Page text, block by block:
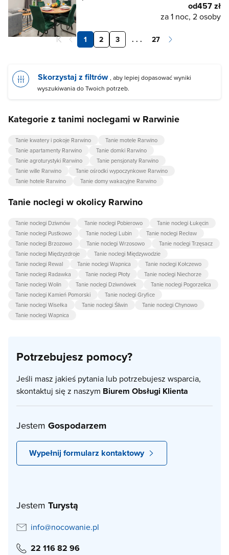
od457 zł
za 1 noc, 2 osoby
1 2 3 . . . 27
Skorzystaj z filtrów , aby lepiej dopasować wyniki
wyszukiwania do Twoich potrzeb.
Kategorie z tanimi noclegami w Rarwinie
Tanie kwatery i pokoje Rarwino
Tanie motele Rarwino
Tanie apartamenty Rarwino
Tanie domki Rarwino
Tanie agroturystyki Rarwino
Tanie pensjonaty Rarwino
Tanie wille Rarwino
Tanie ośrodki wypoczynkowe Rarwino
Tanie hotele Rarwino
Tanie domy wakacyjne Rarwino
Tanie noclegi w okolicy Rarwino
Tanie noclegi Dziwnów Tanie noclegi Pobierowo
Tanie noclegi Łukęcin
Tanie noclegi Pustkowo
Tanie noclegi Lubin
Tanie noclegi Recław
Tanie noclegi Brzozowo
Tanie noclegi Wrzosowo
Tanie noclegi Trzęsacz
Tanie noclegi Międzyzdroje
Tanie noclegi Międzywodzie
Tanie noclegi Rewal
Tanie noclegi Wapnica
Tanie noclegi Kołczewo
Tanie noclegi Radawka
Tanie noclegi Płoty
Tanie noclegi Niechorze
Tanie noclegi Wolin
Tanie noclegi Dziwnówek
Tanie noclegi Pogorzelica
Tanie noclegi Kamień Pomorski
Tanie noclegi Gryfice
Tanie noclegi Wisełka
Tanie noclegi Śliwin
Tanie noclegi Chynowo
Tanie noclegi Wapnica
Potrzebujesz pomocy?
Jeśli masz jakieś pytania lub potrzebujesz wsparcia,
skontaktuj się z naszym Biurem Obsługi Klienta
Jestem Gospodarzem
Wypełnij formularz kontaktowy
Jestem Turystą
info@nocowanie.pl
22 116 82 96